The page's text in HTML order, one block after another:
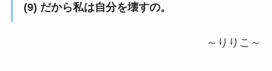
(9) だから私は自分を壊すの。
～りりこ～